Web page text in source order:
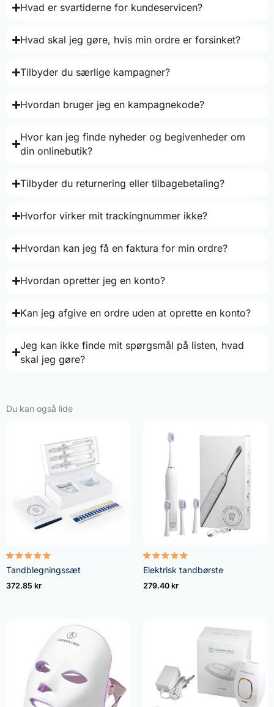
Hvad er svartiderne for kundeservicen?
Hvad skal jeg gøre, hvis min ordre er forsinket?
Tilbyder du særlige kampagner?
Hvordan bruger jeg en kampagnekode?
Hvor kan jeg finde nyheder og begivenheder om
din onlinebutik?
Tilbyder du returnering eller tilbagebetaling?
Hvorfor virker mit trackingnummer ikke?
Hvordan kan jeg få en faktura for min ordre?
Hvordan opretter jeg en konto?
Kan jeg afgive en ordre uden at oprette en konto?
Jeg kan ikke finde mit spørgsmål på listen, hvad
skal jeg gøre?
Du kan også lide
Vurderet
4.95
ud af 5
Tandblegningssæt
372.85 kr
Vurderet
5.00
ud af 5
Elektrisk tandbørste
279.40 kr